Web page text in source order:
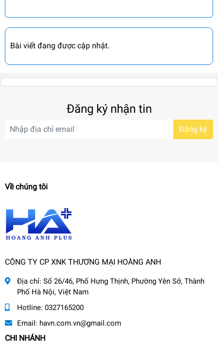
Bài viết đang được cập nhật.
Đăng ký nhận tin
Đăng ký
Về chúng tôi
CÔNG TY CP XNK THƯƠNG MẠI HOÀNG ANH
Địa chỉ: Số 26/46, Phố Hưng Thịnh, Phường Yên Sở, Thành
Phố Hà Nội, Việt Nam
Hotline: 0327165200
Email: havn.com.vn@gmail.com
CHI NHÁNH